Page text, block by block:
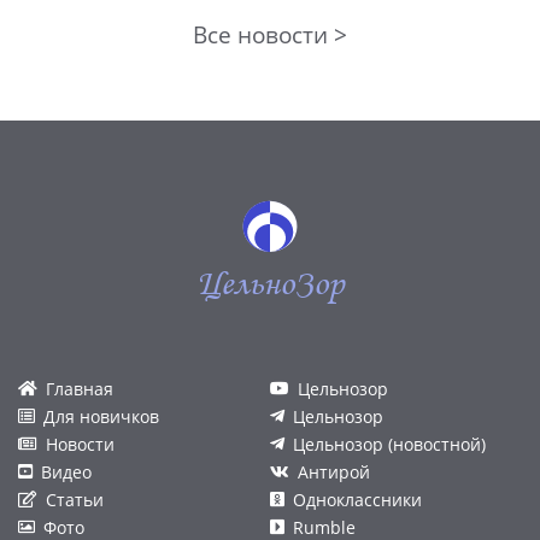
Все новости >
ЦельноЗор
Главная
Для новичков
Новости
Видео
Статьи
Фото
Цельнозор
Цельнозор
Цельнозор (новостной)
Антирой
Одноклассники
Rumble